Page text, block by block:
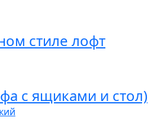
стиле лофт
с ящиками и стол)